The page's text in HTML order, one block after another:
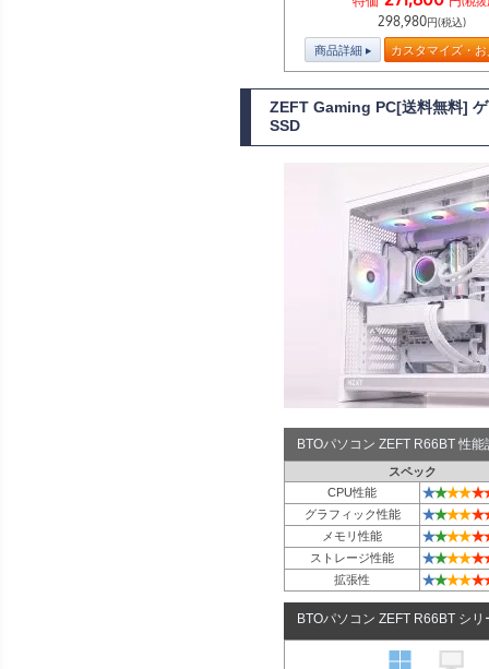
298,980円(税込)
商品詳細 カスタマイズ・
ZEFT Gaming PC[送料無料]
SSD
BTOパソコン ZEFT R66BT 性
スペック
CPU性能
★★★★★
グラフィック性能 ★★★★★
メモリ性能 ★★★★★
ストレージ性能 ★★★★★
拡張性 ★★★★★
BTOパソコン ZEFT R66BT シリ